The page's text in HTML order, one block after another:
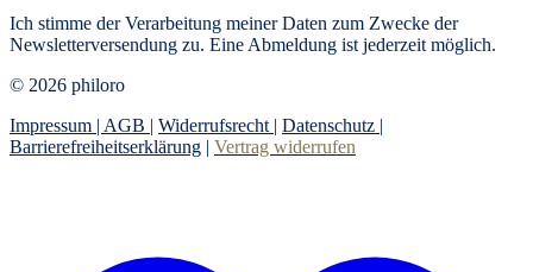
Ich stimme der Verarbeitung meiner Daten zum Zwecke der
Newsletterversendung zu. Eine Abmeldung ist jederzeit möglich.
© 2026 philoro
Impressum | AGB | Widerrufsrecht | Datenschutz |
Barrierefreiheitserklärung | Vertrag widerrufen